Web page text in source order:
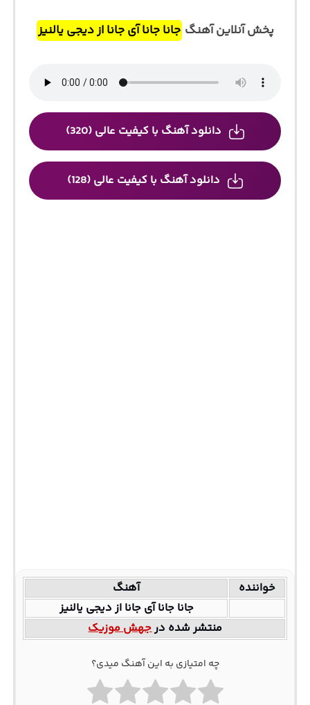
پخش آنلاین آهنگ جانا جانا آی جانا از دیجی یالنیز
دانلود آهنگ با کیفیت عالی (320)
دانلود آهنگ با کیفیت عالی (128)
خواننده
آهنگ
جانا جانا آی جانا از دیجی یالنیز
منتشر شده درجهش موزیک
چه امتیازی به این آهنگ میدی؟